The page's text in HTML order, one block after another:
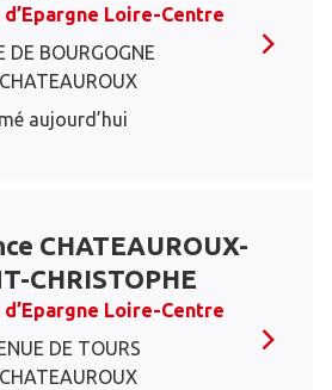
d’Epargne Loire-Centre
DE BOURGOGNE
aujourd’hui
CHATEAUROUX-
CHRISTOPHE
d’Epargne Loire-Centre
DE TOURS